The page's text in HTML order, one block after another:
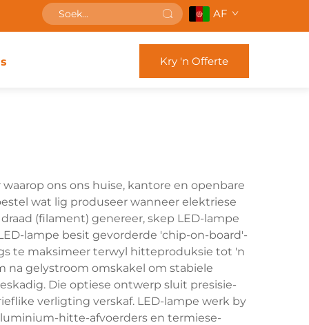
AF
Kry 'n Offerte
ons ons huise, kantore en openbare
wat lig produseer wanneer elektriese
(filament) genereer, skep LED-lampe
lampe besit gevorderde 'chip-on-board'-
te maksimeer terwyl hitteproduksie tot 'n
na gelystroom omskakel om stabiele
Die optiese ontwerp sluit presisie-
verligting verskaf. LED-lampe werk by
hitte-afvoerders en termiese-